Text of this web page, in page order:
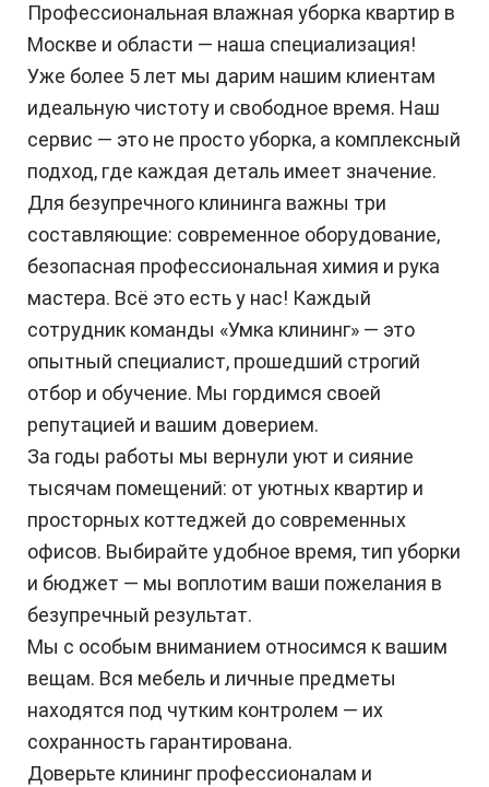
Профессиональная влажная уборка квартир в
Москве и области — наша специализация!
Уже более 5 лет мы дарим нашим клиентам
идеальную чистоту и свободное время. Наш
сервис — это не просто уборка, а комплексный
подход, где каждая деталь имеет значение.
Для безупречного клининга важны три
составляющие: современное оборудование,
безопасная профессиональная химия и рука
мастера. Всё это есть у нас! Каждый
сотрудник команды «Умка клининг» — это
опытный специалист, прошедший строгий
отбор и обучение. Мы гордимся своей
репутацией и вашим доверием.
За годы работы мы вернули уют и сияние
тысячам помещений: от уютных квартир и
просторных коттеджей до современных
офисов. Выбирайте удобное время, тип уборки
и бюджет — мы воплотим ваши пожелания в
безупречный результат.
Мы с особым вниманием относимся к вашим
вещам. Вся мебель и личные предметы
находятся под чутким контролем — их
сохранность гарантирована.
Доверьте клининг профессионалам и